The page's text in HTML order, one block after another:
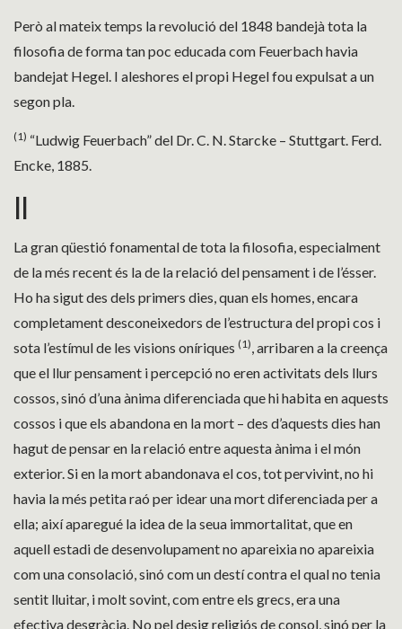
Però al mateix temps la revolució del 1848 bandejà tota la
filosofia de forma tan poc educada com Feuerbach havia
bandejat Hegel. I aleshores el propi Hegel fou expulsat a un
segon pla.
(1) “Ludwig Feuerbach” del Dr. C. N. Starcke – Stuttgart. Ferd.
Encke, 1885.
II
La gran qüestió fonamental de tota la filosofia, especialment
de la més recent és la de la relació del pensament i de l’ésser.
Ho ha sigut des dels primers dies, quan els homes, encara
completament desconeixedors de l’estructura del propi cos i
sota l’estímul de les visions oníriques (1), arribaren a la creença
que el llur pensament i percepció no eren activitats dels llurs
cossos, sinó d’una ànima diferenciada que hi habita en aquests
cossos i que els abandona en la mort – des d’aquests dies han
hagut de pensar en la relació entre aquesta ànima i el món
exterior. Si en la mort abandonava el cos, tot pervivint, no hi
havia la més petita raó per idear una mort diferenciada per a
ella; així aparegué la idea de la seua immortalitat, que en
aquell estadi de desenvolupament no apareixia no apareixia
com una consolació, sinó com un destí contra el qual no tenia
sentit lluitar, i molt sovint, com entre els grecs, era una
efectiva desgràcia. No pel desig religiós de consol, sinó per la